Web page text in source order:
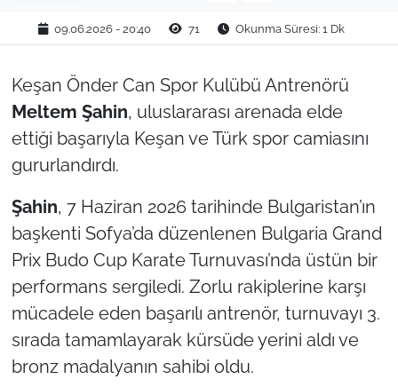
09.06.2026 - 20:40 71 Okunma Süresi: 1 Dk
Keşan Önder Can Spor Kulübü Antrenörü
Meltem Şahin, uluslararası arenada elde
ettiği başarıyla Keşan ve Türk spor camiasını
gururlandırdı.
Şahin, 7 Haziran 2026 tarihinde Bulgaristan’ın
başkenti Sofya’da düzenlenen Bulgaria Grand
Prix Budo Cup Karate Turnuvası’nda üstün bir
performans sergiledi. Zorlu rakiplerine karşı
mücadele eden başarılı antrenör, turnuvayı 3.
sırada tamamlayarak kürsüde yerini aldı ve
bronz madalyanın sahibi oldu.
EDİRNE
TEKİRDAĞ
KIRKLARELİ
ÇANAKKALE
TÜRKİYE
Bölge
Güvenlik
Genel